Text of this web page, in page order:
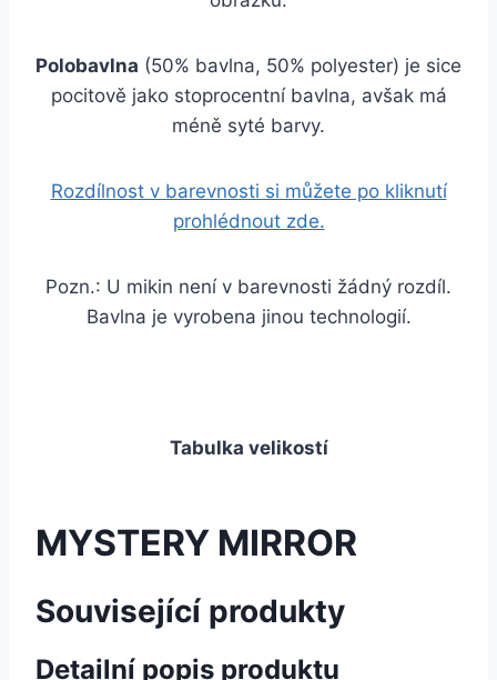
Polobavlna (50% bavlna, 50% polyester) je sice
pocitově jako stoprocentní bavlna, avšak má
méně syté barvy.
Rozdílnost v barevnosti si můžete po kliknutí
prohlédnout zde.
Pozn.: U mikin není v barevnosti žádný rozdíl.
Bavlna je vyrobena jinou technologií.
Tabulka velikostí
MYSTERY MIRROR
Související produkty
Detailní popis produktu